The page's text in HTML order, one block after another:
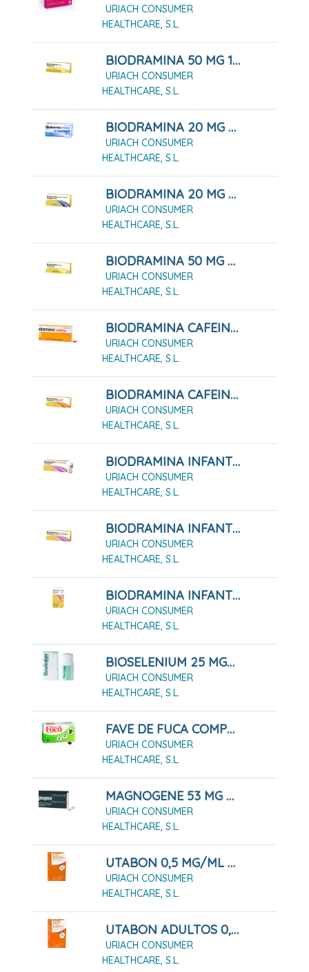
URIACH CONSUMER
HEALTHCARE, S.L.
BIODRAMINA 50 MG 12 COMPRIMIDOS
URIACH CONSUMER
HEALTHCARE, S.L.
BIODRAMINA 20 MG CHICLES MEDICAMENTOSOS, 12 CHICLES
URIACH CONSUMER
HEALTHCARE, S.L.
BIODRAMINA 20 MG CHICLES MEDICAMENTOSOS, 6 CHICLES
URIACH CONSUMER
HEALTHCARE, S.L.
BIODRAMINA 50 MG 4 COMPRIMIDOS
URIACH CONSUMER
HEALTHCARE, S.L.
BIODRAMINA CAFEINA COMPRIMIDOS RECUBIERTOS , 12 COMPRIMIDOS
URIACH CONSUMER
HEALTHCARE, S.L.
BIODRAMINA CAFEINA COMPRIMIDOS RECUBIERTOS , 4 COMPRIMIDOS
URIACH CONSUMER
HEALTHCARE, S.L.
BIODRAMINA INFANTIL 24 MG SOLUCION ORAL, 5 MONODOSIS 6 ML
URIACH CONSUMER
HEALTHCARE, S.L.
BIODRAMINA INFANTIL 25 MG 12 COMPRIMIDOS RECUBIERTOS CON PELÍCULA
URIACH CONSUMER
HEALTHCARE, S.L.
BIODRAMINA INFANTIL 4 MG/ML SOLUCIÓN ORAL 60 ML
URIACH CONSUMER
HEALTHCARE, S.L.
BIOSELENIUM 25 MG/ML SUSPENSION CUTANEA , 1 FRASCO DE 100 ML
URIACH CONSUMER
HEALTHCARE, S.L.
FAVE DE FUCA COMPRIMIDOS RECUBIERTOS, 10 COMPRIMIDOS
URIACH CONSUMER
HEALTHCARE, S.L.
MAGNOGENE 53 MG COMPRIMIDOS RECUBIERTOS, 45 COMPRIMIDOS
URIACH CONSUMER
HEALTHCARE, S.L.
UTABON 0,5 MG/ML SOLUCION PARA PULVERIZACION NASAL CON BOMBA DOSIFICADORA, 1 ENVASE PULVERIZADOR DE 15 ML
URIACH CONSUMER
HEALTHCARE, S.L.
UTABON ADULTOS 0,5 MG/ML SOLUCION PARA PULVERIZACION NASAL, 1 FRASCO DE 15 ML
URIACH CONSUMER
HEALTHCARE, S.L.